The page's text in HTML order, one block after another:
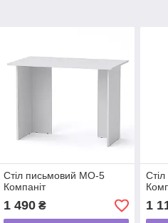
Стіл письмовий МО-5
Компаніт
1 490₴ 1